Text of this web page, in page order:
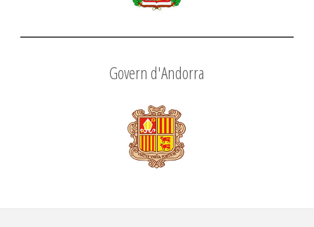
Govern d'Andorra